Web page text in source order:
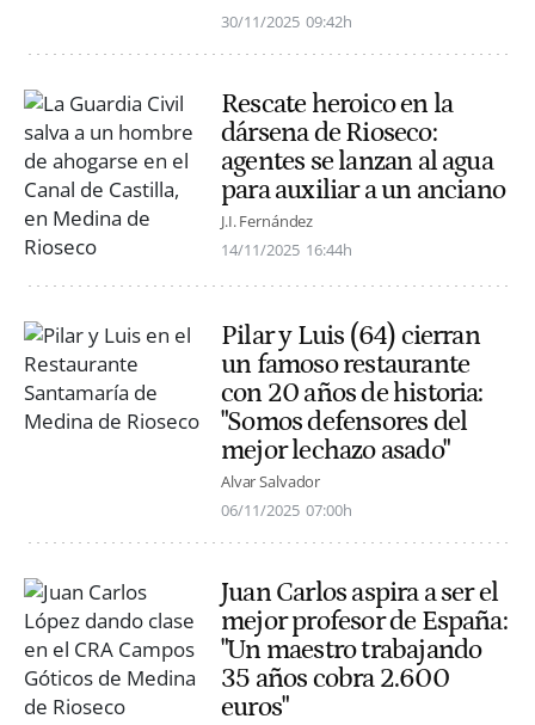
30/11/2025 09:42h
Rescate heroico en la
dársena de Rioseco:
agentes se lanzan al agua
para auxiliar a un anciano
J.I. Fernández
14/11/2025 16:44h
Pilar y Luis (64) cierran
un famoso restaurante
con 20 años de historia:
"Somos defensores del
mejor lechazo asado"
Alvar Salvador
06/11/2025 07:00h
Juan Carlos aspira a ser el
mejor profesor de España:
"Un maestro trabajando
35 años cobra 2.600
euros"